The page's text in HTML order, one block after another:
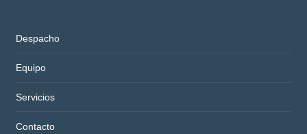
Despacho
Equipo
Servicios
Contacto